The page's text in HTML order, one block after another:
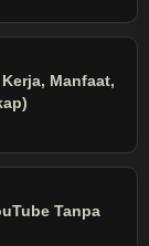
Manfaat,
Tanpa